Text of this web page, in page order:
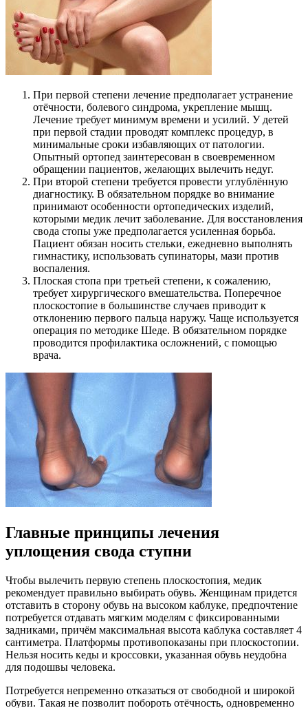
При первой степени лечение предполагает устранение
отёчности, болевого синдрома, укрепление мышц.
Лечение требует минимум времени и усилий. У детей
при первой стадии проводят комплекс процедур, в
минимальные сроки избавляющих от патологии.
Опытный ортопед заинтересован в своевременном
обращении пациентов, желающих вылечить недуг.
При второй степени требуется провести углублённую
диагностику. В обязательном порядке во внимание
принимают особенности ортопедических изделий,
которыми медик лечит заболевание. Для восстановления
свода стопы уже предполагается усиленная борьба.
Пациент обязан носить стельки, ежедневно выполнять
гимнастику, использовать супинаторы, мази против
воспаления.
Плоская стопа при третьей степени, к сожалению,
требует хирургического вмешательства. Поперечное
плоскостопие в большинстве случаев приводит к
отклонению первого пальца наружу. Чаще используется
операция по методике Шеде. В обязательном порядке
проводится профилактика осложнений, с помощью
врача.
Главные принципы лечения
уплощения свода ступни
Чтобы вылечить первую степень плоскостопия, медик
рекомендует правильно выбирать обувь. Женщинам придется
отставить в сторону обувь на высоком каблуке, предпочтение
потребуется отдавать мягким моделям с фиксированными
задниками, причём максимальная высота каблука составляет 4
сантиметра. Платформы противопоказаны при плоскостопии.
Нельзя носить кеды и кроссовки, указанная обувь неудобна
для подошвы человека.
Потребуется непременно отказаться от свободной и широкой
обуви. Такая не позволит побороть отёчность, одновременно